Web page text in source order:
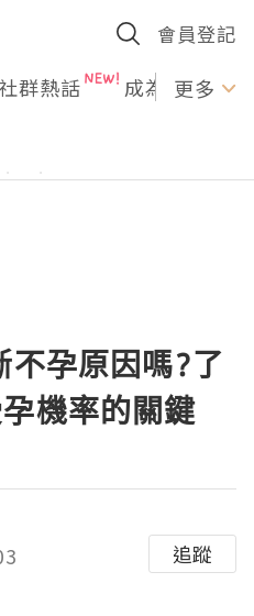
會員登記
社群熱話 成為U更多
孕原因嗎?了
機率的關鍵
追蹤